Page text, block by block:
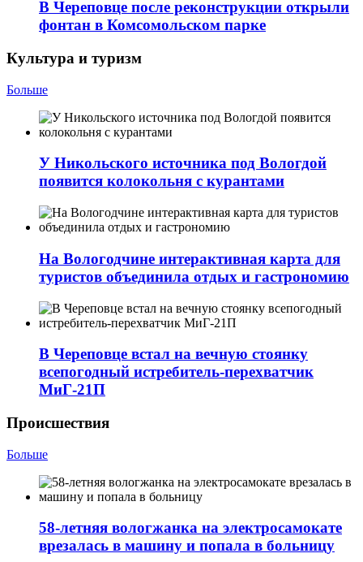
В Череповце после реконструкции открыли
фонтан в Комсомольском парке
Культура и туризм
Больше
У Никольского источника под Вологдой
появится колокольня с курантами
На Вологодчине интерактивная карта для
туристов объединила отдых и гастрономию
В Череповце встал на вечную стоянку
всепогодный истребитель-перехватчик
МиГ‑21П
Происшествия
Больше
58-летняя вологжанка на электросамокате
врезалась в машину и попала в больницу